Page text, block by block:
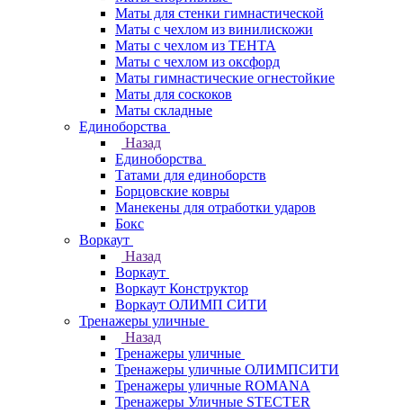
Маты для стенки гимнастической
Маты с чехлом из винилискожи
Маты с чехлом из ТЕНТА
Маты с чехлом из оксфорд
Маты гимнастические огнестойкие
Маты для соскоков
Маты складные
Единоборства
Назад
Единоборства
Татами для единоборств
Борцовские ковры
Манекены для отработки ударов
Бокс
Воркаут
Назад
Воркаут
Воркаут Конструктор
Воркаут ОЛИМП СИТИ
Тренажеры уличные
Назад
Тренажеры уличные
Тренажеры уличные ОЛИМПСИТИ
Тренажеры уличные ROMANA
Тренажеры Уличные STECTER